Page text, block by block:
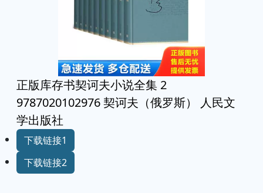
正版库存书契诃夫小说全集 2
9787020102976 契诃夫（俄罗斯） 人民文
学出版社
下载链接1
下载链接2